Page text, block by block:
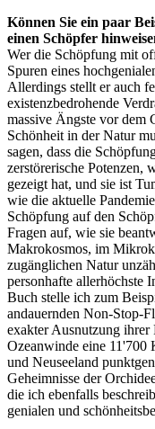
Können Sie ein paar
einen Schöpfer
Wer die Schöpfung mit
Spuren eines
Allerdings stellt er auch
existenzbedrohende
massive Ängste vor dem
Schönheit in der Natur
sagen, dass die
zerstörerische Potenzen,
gezeigt hat, und sie ist
wie die aktuelle
Schöpfung auf den
Fragen auf, wie sie
Makrokosmos, im
zugänglichen Natur
personhafte allerhöchste
Buch stelle ich zum
andauernden Non-Stop-
exakter Ausnutzung ihrer
Ozeanwinde eine 11'700
und Neuseeland
Geheimnisse der
die ich ebenfalls
genialen und